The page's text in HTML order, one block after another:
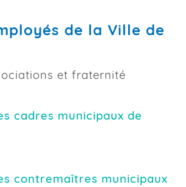
de la Ville de
et fraternité
cadres municipaux de
contremaîtres municipaux